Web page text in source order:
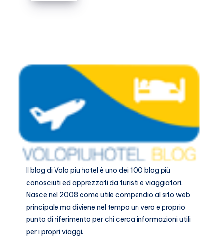
guida
Il blog diVolo piu hotel è uno dei 100 blog più
conosciuti ed apprezzati da turisti e viaggiatori.
Nasce nel 2008 come utile compendio al sito web
principale ma diviene nel tempo un vero e proprio
punto di riferimento per chi cerca informazioni utili
per i propri viaggi.